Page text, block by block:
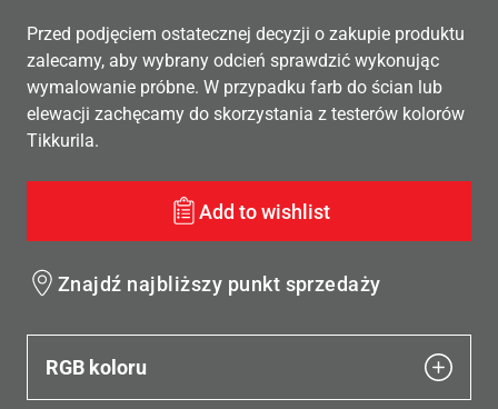
Przed podjęciem ostatecznej decyzji o zakupie produktu
zalecamy, aby wybrany odcień sprawdzić wykonując
wymalowanie próbne. W przypadku farb do ścian lub
elewacji zachęcamy do skorzystania z testerów kolorów
Tikkurila.
Add to wishlist
Znajdź najbliższy punkt sprzedaży
RGB koloru